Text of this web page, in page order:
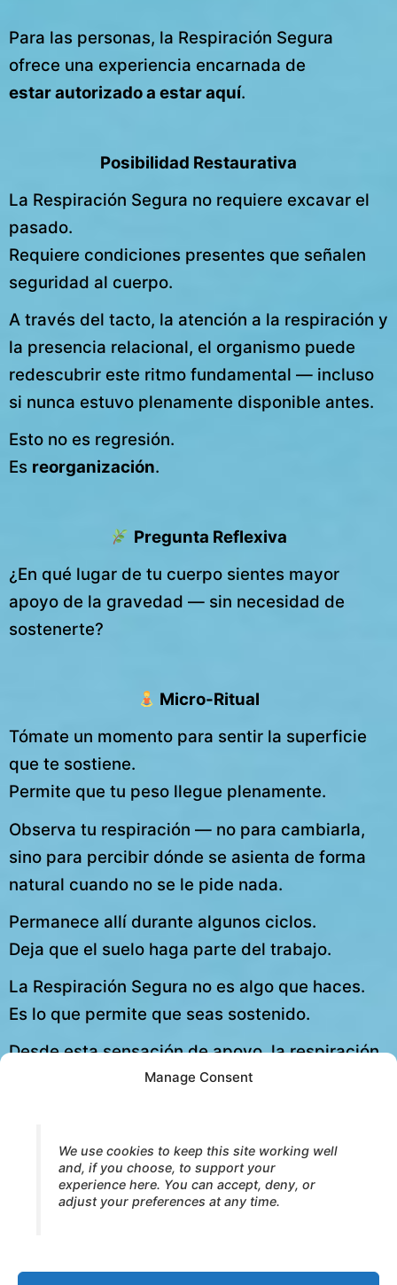
Manage Consent
We use cookies to keep this site working well
and, if you choose, to support your
experience here. You can accept, deny, or
adjust your preferences at any time.
Para las personas, la Respiración Segura
ofrece una experiencia encarnada de
estar autorizado a estar aquí.
Posibilidad Restaurativa
La Respiración Segura no requiere excavar el
pasado.
Requiere condiciones presentes que señalen
seguridad al cuerpo.
A través del tacto, la atención a la respiración y
la presencia relacional, el organismo puede
redescubrir este ritmo fundamental — incluso
si nunca estuvo plenamente disponible antes.
Esto no es regresión.
Es reorganización.
Pregunta Reflexiva
¿En qué lugar de tu cuerpo sientes mayor
apoyo de la gravedad — sin necesidad de
sostenerte?
Micro-Ritual
Tómate un momento para sentir la superficie
que te sostiene.
Permite que tu peso llegue plenamente.
Observa tu respiración — no para cambiarla,
sino para percibir dónde se asienta de forma
natural cuando no se le pide nada.
Permanece allí durante algunos ciclos.
Deja que el suelo haga parte del trabajo.
La Respiración Segura no es algo que haces.
Es lo que permite que seas sostenido.
Desde esta sensación de apoyo, la respiración
vuelve a moverse — no porque deba, sino
Cuando el cuerpo se siente sostenido con
seguridad, se orienta de forma natural hacia
afuera: